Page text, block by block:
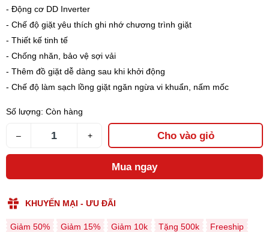
- Động cơ DD Inverter
- Chế độ giặt yêu thích ghi nhớ chương trình giặt
- Thiết kế tinh tế
- Chống nhăn, bảo vệ sợi vải
- Thêm đồ giặt dễ dàng sau khi khởi động
- Chế độ làm sạch lồng giặt ngăn ngừa vi khuẩn, nấm mốc
Số lượng: Còn hàng
– + Cho vào giỏ
Mua ngay
KHUYẾN MẠI - ƯU ĐÃI
Giảm 50% Giảm 15% Giảm 10k Tặng 500k Freeship